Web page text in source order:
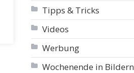
Tipps & Tricks
Videos
Werbung
Wochenende in Bildern